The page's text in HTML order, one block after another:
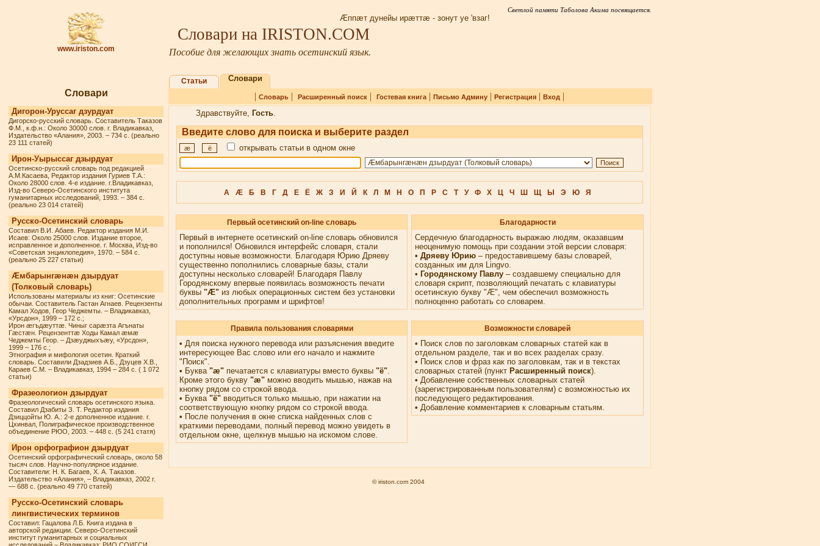
www.iriston.com
Светлой памяти Таболова Акима посвящается.
Æппæт дунейы ирæттæ - зонут уе 'взаг!
Словари на IRISTON.COM
Пособие для желающих знать осетинский язык.
Словари
Дигорон-Уруссаг дзурдуат
Дигорско-русский словарь. Составитель Таказов
Ф.М., к.ф.н.: Около 30000 слов. г. Владикавказ,
Издательство «Алания», 2003. – 734 с. (реально
23 111 статей)
Ирон-Уырыссаг дзырдуат
Осетинско-русский словарь под редакцией
А.М.Касаева, Редактор издания Гуриев Т.А.:
Около 28000 слов. 4-е издание. г.Владикавказ,
Изд-во Северо-Осетинского института
гуманитарных исследований, 1993. – 384 с.
(реально 23 014 статей)
Русско-Осетинский словарь
Составил В.И. Абаев. Редактор издания М.И.
Исаев: Около 25000 слов. Издание второе,
исправленное и дополненное. г. Москва, Изд-во
«Советская энциклопедия», 1970. – 584 с.
(реально 25 227 статьи)
Æмбарынгæнæн дзырдуат
(Толковый словарь)
Использованы материалы из книг: Осетинские
обычаи. Составитель Гастан Агнаев. Рецензенты
Камал Ходов, Геор Чеджемты. – Владикавказ,
«Урсдон», 1999 – 172 с.;
Ирон æгъдæуттæ. Чиныг сарæзта Агънаты
Гæстæн. Рецензенттæ Ходы Камал æмæ
Чеджемты Геор. – Дзæуджыхъæу, «Урсдон»,
1999 – 176 с.;
Этнография и мифология осетин. Краткий
словарь. Составили Дзадзиев А.Б., Дзуцев Х.В.,
Караев С.М. – Владикавказ, 1994 – 284 с. ( 1 072
статьи)
Фразеологион дзырдуат
Фразеологический словарь осетинского языка.
Составил Дзабиты З. Т. Редактор издания
Дзиццойты Ю. А.: 2-е дополненное издание. г.
Цхинвал, Полиграфическое производственное
объединение РЮО, 2003. – 448 с. (5 241 статя)
Ирон орфографион дзырдуат
Осетинский орфографический словарь, около 58
тысяч слов. Научно-популярное издание.
Составители: Н. К. Багаев, Х. А. Таказов.
Издательство «Алания», – Владикавказ, 2002 г.
— 688 с. (реально 49 770 статей)
Русско-Осетинский словарь
лингвистических терминов
Составил: Гацалова Л.Б. Книга издана в
авторской редакции. Северо-Осетинский
институт гуманитарных и социальных
Статьи Словари
| Словарь| Расширенный поиск| Гостевая книга| Письмо Админу| Регистрация| Вход |
Здравствуйте, Гость.
Введите слово для поиска и выберите раздел
æ ё открывать статьи в одном окне
А Æ Б В Г Д Е Ё Ж З И Й К Л М Н О П Р С Т У Ф Х Ц Ч Ш Щ Ы Э Ю Я
Первый осетинский on-line словарь
Первый в интернете осетинский on-line словарь обновился
и пополнился! Обновился интерфейс словаря, стали
доступны новые возможности. Благодаря Юрию Дряеву
существенно пополнились словарные базы, стали
доступны несколько словарей! Благодаря Павлу
Городянскому впервые появилась возможность печати
буквы "Æ" из любых операционных систем без установки
дополнительных программ и шрифтов!
Правила пользования словарями
• Для поиска нужного перевода или разъяснения введите
интересующее Вас слово или его начало и нажмите
"Поиск".
• Буква "æ" печатается с клавиатуры вместо буквы "ё".
Кроме этого букву "æ" можно вводить мышью, нажав на
кнопку рядом со строкой ввода.
• Буква "ё" вводиться только мышью, при нажатии на
соответствующую кнопку рядом со строкой ввода.
• После получения в окне списка найденных слов с
краткими переводами, полный перевод можно увидеть в
отдельном окне, щелкнув мышью на искомом слове.
Благодарности
Сердечную благодарность выражаю людям, оказавшим
неоценимую помощь при создании этой версии словаря:
• Дряеву Юрию – предоставившему базы словарей,
созданных им для Lingvo.
• Городянскому Павлу – создавшему специально для
словаря скрипт, позволяющий печатать с клавиатуры
осетинскую букву "Æ", чем обеспечил возможность
полноценно работать со словарем.
Возможности словарей
• Поиск слов по заголовкам словарных статей как в
отдельном разделе, так и во всех разделах сразу.
• Поиск слов и фраз как по заголовкам, так и в текстах
словарных статей (пункт Расширенный поиск).
• Добавление собственных словарных статей
(зарегистрированным пользователям) с возможностью их
последующего редактирования.
• Добавление комментариев к словарным статьям.
© iriston.com 2004